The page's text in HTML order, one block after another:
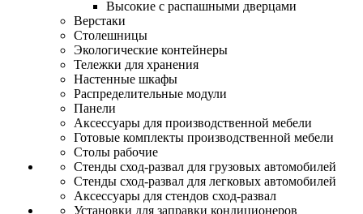
Высокие с распашными дверцами
Верстаки
Столешницы
Экологические контейнеры
Тележки для хранения
Настенные шкафы
Распределительные модули
Панели
Аксессуары для производственной мебели
Готовые комплекты производственной мебели
Столы рабочие
Стенды сход-развал для грузовых автомобилей
Стенды сход-развал для легковых автомобилей
Аксессуары для стендов сход-развал
Установки для заправки кондиционеров